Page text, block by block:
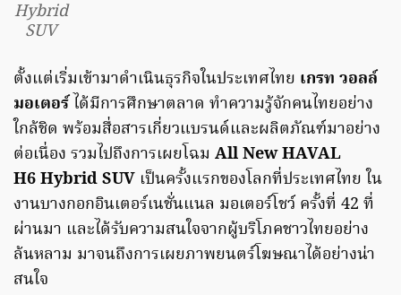
Hybrid
SUV
ตั้งแต่เริ่มเข้ามาดำเนินธุรกิจในประเทศไทย เกรท วอลล์
มอเตอร์ได้มีการศึกษาตลาด ทำความรู้จักคนไทยอย่าง
ใกล้ชิด พร้อมสื่อสารเกี่ยวแบรนด์และผลิตภัณฑ์มาอย่าง
ต่อเนื่อง รวมไปถึงการเผยโฉม All New HAVAL
H6 Hybrid SUV เป็นครั้งแรกของโลกที่ประเทศไทย ใน
งานบางกอกอินเตอร์เนชั่นแนล มอเตอร์โชว์ ครั้งที่ 42 ที่
ผ่านมา และได้รับความสนใจจากผู้บริโภคชาวไทยอย่าง
ล้นหลาม มาจนถึงการเผยภาพยนตร์โฆษณาได้อย่างน่า
สนใจ